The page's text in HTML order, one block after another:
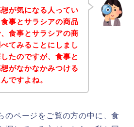
が気になる人ってい
事とサラシアの商品
食事とサラシアの商
てみることにしまし
たのですが、食事と
がなかなかみつける
ですよね。
のページをご覧の方の中に、食